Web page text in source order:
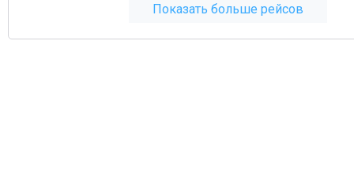
Показать больше рейсов